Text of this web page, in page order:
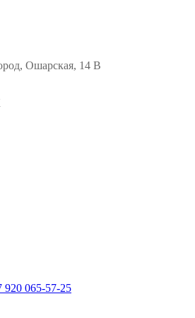
Ошарская, 14 В
920 065-57-25